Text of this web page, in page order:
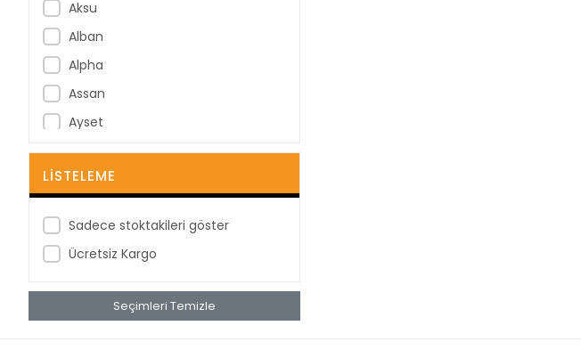
Aksu
Alban
Alpha
Assan
Ayset
B Braun
B-Good
BD
Berha
Berika
BestPoint
LISTELEME
Sadece stoktakileri göster
Ücretsiz Kargo
Seçimleri Temizle